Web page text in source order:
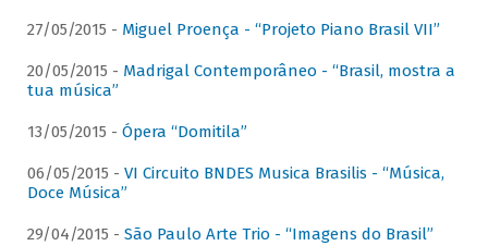
27/05/2015 - Miguel Proença - “Projeto Piano Brasil VII”
20/05/2015 - Madrigal Contemporâneo - “Brasil, mostra a
tua música”
13/05/2015 - Ópera “Domitila”
06/05/2015 - VI Circuito BNDES Musica Brasilis - “Música,
Doce Música”
29/04/2015 - São Paulo Arte Trio - “Imagens do Brasil”